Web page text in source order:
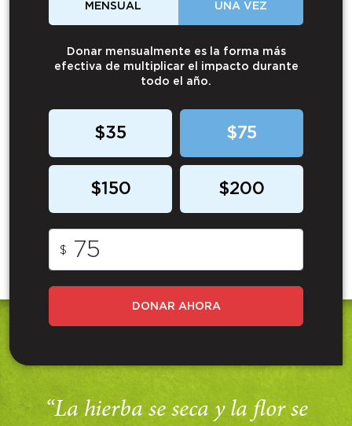
MENSUAL UNA VEZ
Donar mensualmente es la forma más
efectiva de multiplicar el impacto durante
todo el año.
$35 $75
$150 $200
$
DONAR AHORA
“La hierba se seca y la flor se